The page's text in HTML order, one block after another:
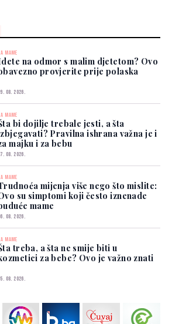
MAME
na odmor s malim djetetom? Ovo
provjerite prije polaska
08. 2026.
MAME
bi dojilje trebale jesti, a šta
Pravilna ishrana važna je i
majku i za bebu
08. 2026.
MAME
mijenja više nego što mislite:
su simptomi koji često iznenade
mame
08. 2026.
MAME
treba, a šta ne smije biti u
za bebe? Ovo je važno znati
08. 2026.